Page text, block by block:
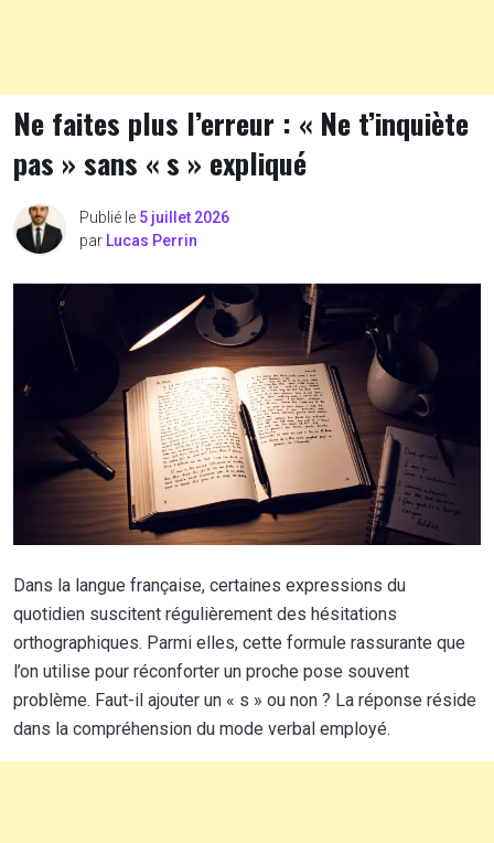
Ne faites plus l’erreur : « Ne t’inquiète
pas » sans « s » expliqué
Publié le 5 juillet 2026
par Lucas Perrin
Dans la langue française, certaines expressions du
quotidien suscitent régulièrement des hésitations
orthographiques. Parmi elles, cette formule rassurante que
l’on utilise pour réconforter un proche pose souvent
problème. Faut-il ajouter un « s » ou non ? La réponse réside
dans la compréhension du mode verbal employé.